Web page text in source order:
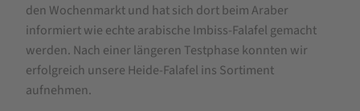
den Wochenmarkt und hat sich dort beim Araber
informiert wie echte arabische Imbiss-Falafel gemacht
werden. Nach einer längeren Testphase konnten wir
erfolgreich unsere Heide-Falafel ins Sortiment
aufnehmen.